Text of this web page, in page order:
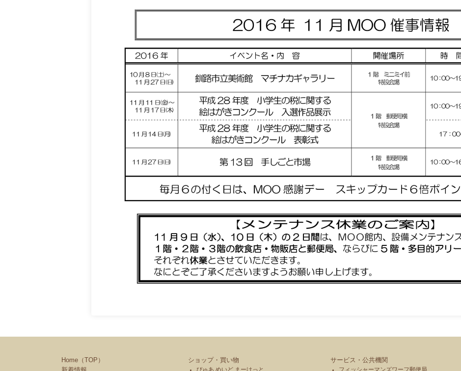
Home（TOP）
ショップ・買い物
ぴゅあ めいど まーけっと
サービス・公共機関
フィッシャーマンズワーフ郵便局